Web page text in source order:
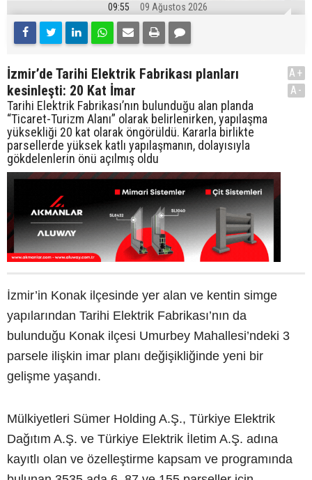
09:55 09 Ağustos 2026
İzmir’de Tarihi Elektrik Fabrikası planları
kesinleşti: 20 Kat İmar
Tarihi Elektrik Fabrikası’nın bulunduğu alan planda
“Ticaret-Turizm Alanı” olarak belirlenirken, yapılaşma
yüksekliği 20 kat olarak öngörüldü. Kararla birlikte
parsellerde yüksek katlı yapılaşmanın, dolayısıyla
gökdelenlerin önü açılmış oldu
A+
A-
İzmir’in Konak ilçesinde yer alan ve kentin simge
yapılarından Tarihi Elektrik Fabrikası’nın da
bulunduğu Konak ilçesi Umurbey Mahallesi’ndeki 3
parsele ilişkin imar planı değişikliğinde yeni bir
gelişme yaşandı.
Mülkiyetleri Sümer Holding A.Ş., Türkiye Elektrik
Dağıtım A.Ş. ve Türkiye Elektrik İletim A.Ş. adına
kayıtlı olan ve özelleştirme kapsam ve programında